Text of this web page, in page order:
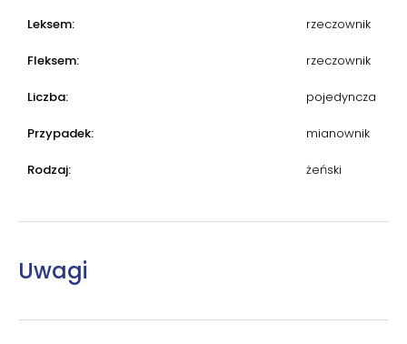
Leksem: rzeczownik
Fleksem: rzeczownik
Liczba: pojedyncza
Przypadek: mianownik
Rodzaj: żeński
Uwagi